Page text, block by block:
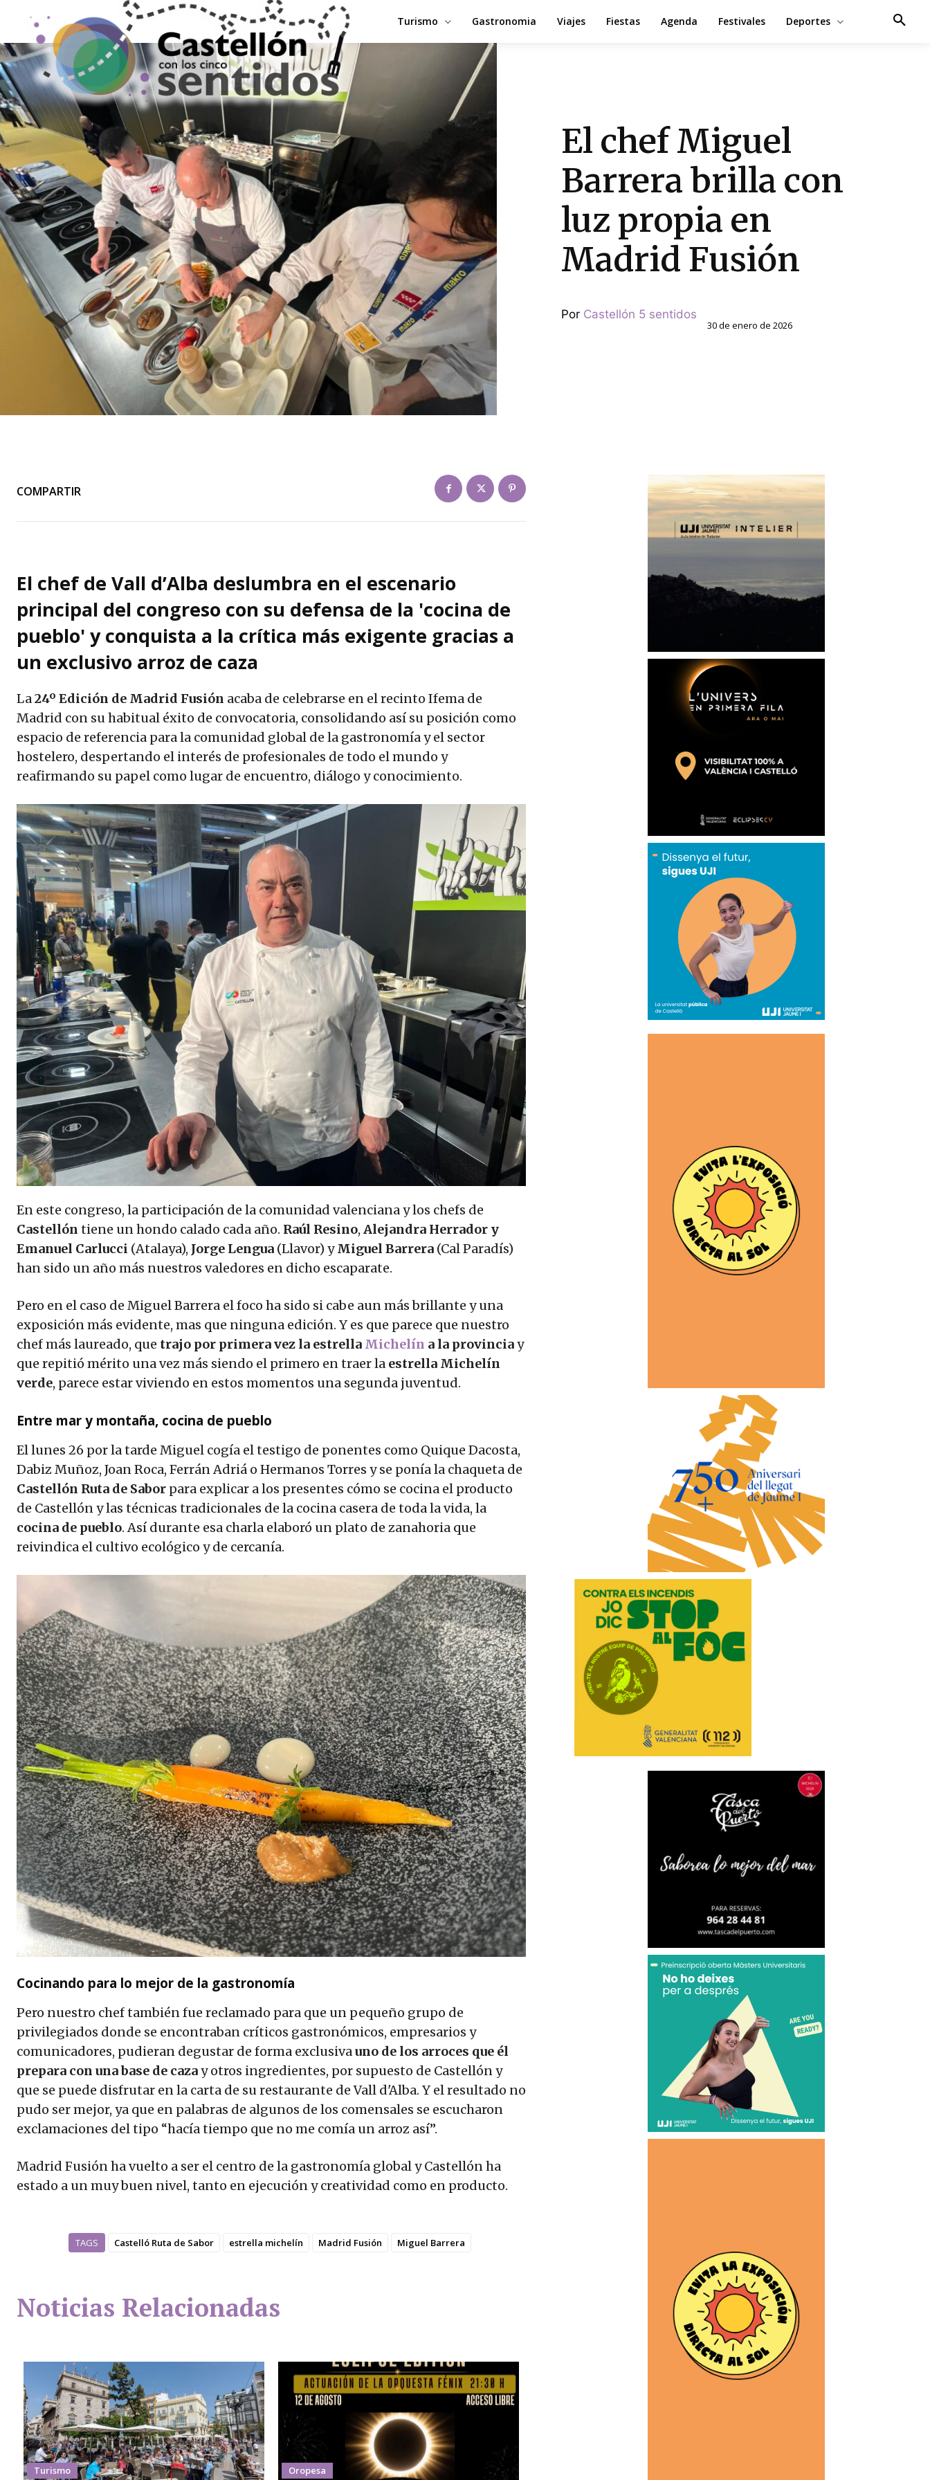
Turismo Gastronomia Viajes Fiestas Agenda Festivales Deportes
El chef Miguel
Barrera brilla con
luz propia en
Madrid Fusión
Por Castellón 5 sentidos
30 de enero de 2026
COMPARTIR
El chef de Vall d’Alba deslumbra en el escenario
principal del congreso con su defensa de la 'cocina de
pueblo' y conquista a la crítica más exigente gracias a
un exclusivo arroz de caza
La24º Edición de Madrid Fusión acaba de celebrarse en el recinto Ifema de
Madrid con su habitual éxito de convocatoria, consolidando así su posición como
espacio de referencia para la comunidad global de la gastronomía y el sector
hostelero, despertando el interés de profesionales de todo el mundo y
reafirmando su papel como lugar de encuentro, diálogo y conocimiento.
En este congreso, la participación de la comunidad valenciana y los chefs de
Castellón tiene un hondo calado cada año. Raúl Resino, Alejandra Herrador y
Emanuel Carlucci (Atalaya), Jorge Lengua (Llavor) yMiguel Barrera (Cal Paradís)
han sido un año más nuestros valedores en dicho escaparate.
Pero en el caso de Miguel Barrera el foco ha sido si cabe aun más brillante y una
exposición más evidente, mas que ninguna edición. Y es que parece que nuestro
chef más laureado, que trajo por primera vez la estrella Michelín a la provinciay
que repitió mérito una vez más siendo el primero en traer la estrella Michelín
verde, parece estar viviendo en estos momentos una segunda juventud.
Entre mar y montaña, cocina de pueblo
El lunes 26 por la tarde Miguel cogía el testigo de ponentes como Quique Dacosta,
Dabiz Muñoz, Joan Roca, Ferrán Adriá o Hermanos Torres y se ponía la chaqueta de
Castellón Ruta de Sabor para explicar a los presentes cómo se cocina el producto
de Castellón y las técnicas tradicionales de la cocina casera de toda la vida, la
cocina de pueblo. Así durante esa charla elaboró un plato de zanahoria que
reivindica el cultivo ecológico y de cercanía.
Cocinando para lo mejor de la gastronomía
Pero nuestro chef también fue reclamado para que un pequeño grupo de
privilegiados donde se encontraban críticos gastronómicos, empresarios y
comunicadores, pudieran degustar de forma exclusivauno de los arroces que él
prepara con una base de cazay otros ingredientes, por supuesto de Castellón y
que se puede disfrutar en la carta de su restaurante de Vall d'Alba. Y el resultado no
pudo ser mejor, ya que en palabras de algunos de los comensales se escucharon
exclamaciones del tipo “hacía tiempo que no me comía un arroz así”.
Madrid Fusión ha vuelto a ser el centro de la gastronomía global y Castellón ha
estado a un muy buen nivel, tanto en ejecución y creatividad como en producto.
TAGS Castelló Ruta de Sabor estrella michelín Madrid Fusión Miguel Barrera
Noticias Relacionadas
Turismo Oropesa